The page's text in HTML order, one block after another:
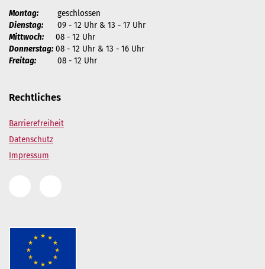
Montag: geschlossen
Dienstag: 09 - 12 Uhr & 13 - 17 Uhr
Mittwoch: 08 - 12 Uhr
Donnerstag: 08 - 12 Uhr & 13 - 16 Uhr
Freitag: 08 - 12 Uhr
Rechtliches
Barrierefreiheit
Datenschutz
Impressum